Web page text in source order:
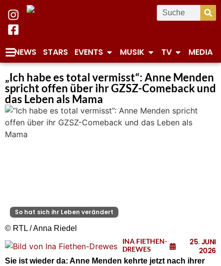
NEWS STARS EVENTS MUSIK TV MEDIA
„Ich habe es total vermisst“: Anne Menden
spricht offen über ihr GZSZ-Comeback und
das Leben als Mama
So hat sich ihr Leben verändert
© RTL / Anna Riedel
INA FIETHEN-
DREWES
25. JUNI
2026
Sie ist wieder da: Anne Menden kehrte jetzt nach ihrer